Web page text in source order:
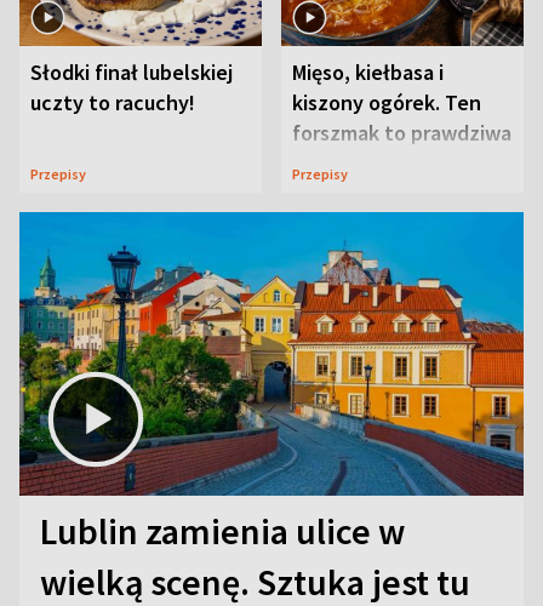
Słodki finał lubelskiej
uczty to racuchy!
Przepisy
Mięso, kiełbasa i
kiszony ogórek. Ten
forszmak to prawdziwa
uczta
Przepisy
Lublin zamienia ulice w
wielką scenę. Sztuka jest tu